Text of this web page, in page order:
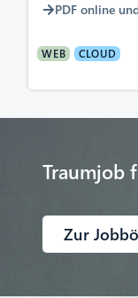
PDF online
WEB CLOUD
Traumjob
Zur